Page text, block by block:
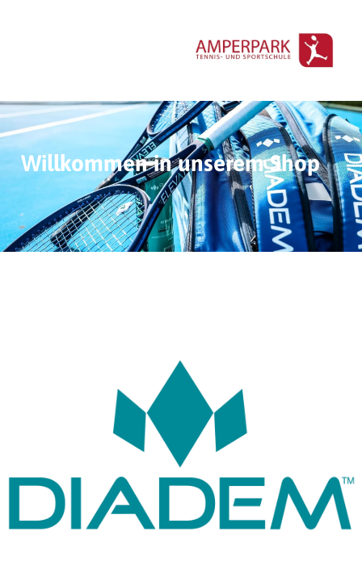
Willkommen in unserem Shop